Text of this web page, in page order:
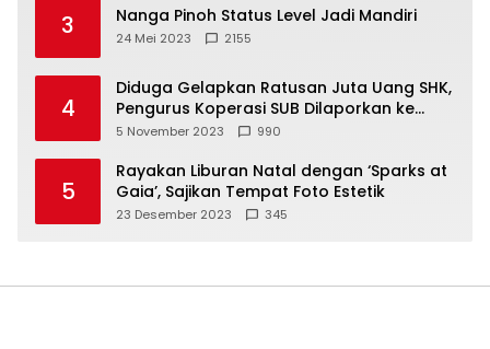
3 Nanga Pinoh Status Level Jadi Mandiri
24 Mei 2023 2155
4
Diduga Gelapkan Ratusan Juta Uang SHK,
Pengurus Koperasi SUB Dilaporkan ke
Polisi
5 November 2023 990
5
Rayakan Liburan Natal dengan ‘Sparks at
Gaia’, Sajikan Tempat Foto Estetik
23 Desember 2023 345